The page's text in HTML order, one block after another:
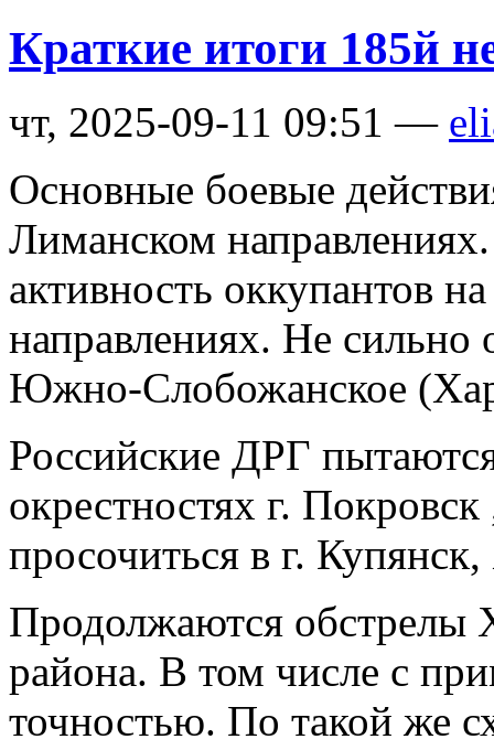
Краткие итоги 185й
чт, 2025-09-11 09:51 —
Основные боевые
Лиманском
активность оккупантов
направлениях. Не сильно
Южно-Слобожанское
Российские ДРГ
окрестностях г.
просочиться в г.
Продолжаются обстрелы
района. В том числе с
точностью. По такой же